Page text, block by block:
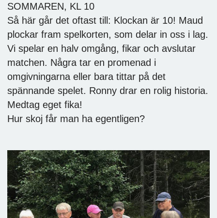
SOMMAREN, KL 10
Så här går det oftast till: Klockan är 10! Maud
plockar fram spelkorten, som delar in oss i lag.
Vi spelar en halv omgång, fikar och avslutar
matchen. Några tar en promenad i
omgivningarna eller bara tittar på det
spännande spelet. Ronny drar en rolig historia.
Medtag eget fika!
Hur skoj får man ha egentligen?